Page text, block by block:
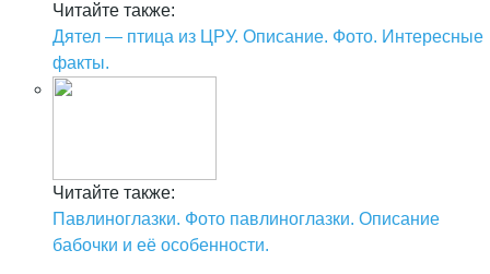
Читайте также:
Дятел — птица из ЦРУ. Описание. Фото. Интересные
факты.
Читайте также:
Павлиноглазки. Фото павлиноглазки. Описание
бабочки и её особенности.